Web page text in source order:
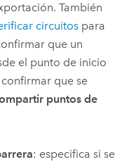
También
circuitospara
que un
el punto de inicio
que se
puntos de
: especifica si se